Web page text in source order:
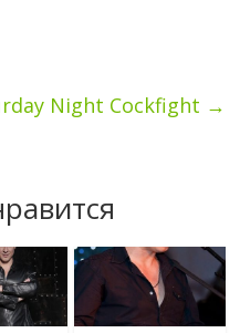
Night Cockfight →